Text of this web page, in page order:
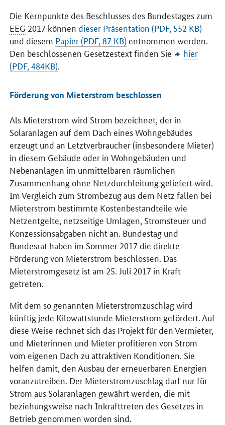
Die Kernpunkte des Beschlusses des Bundestages zum
EEG 2017 könnendieser Präsentation (PDF, 552 KB)
und diesem Papier (PDF, 87 KB) entnommen werden.
Den beschlossenen Gesetzestext finden Sie
hier
(PDF, 484KB).
Förderung von Mieterstrom beschlossen
Als Mieterstrom wird Strom bezeichnet, der in
Solaranlagen auf dem Dach eines Wohngebäudes
erzeugt und an Letztverbraucher (insbesondere Mieter)
in diesem Gebäude oder in Wohngebäuden und
Nebenanlagen im unmittelbaren räumlichen
Zusammenhang ohne Netzdurchleitung geliefert wird.
Im Vergleich zum Strombezug aus dem Netz fallen bei
Mieterstrom bestimmte Kostenbestandteile wie
Netzentgelte, netzseitige Umlagen, Stromsteuer und
Konzessionsabgaben nicht an. Bundestag und
Bundesrat haben im Sommer 2017 die direkte
Förderung von Mieterstrom beschlossen. Das
Mieterstromgesetz ist am 25. Juli 2017 in Kraft
getreten.
Mit dem so genannten Mieterstromzuschlag wird
künftig jede Kilowattstunde Mieterstrom gefördert. Auf
diese Weise rechnet sich das Projekt für den Vermieter,
und Mieterinnen und Mieter profitieren von Strom
vom eigenen Dach zu attraktiven Konditionen. Sie
helfen damit, den Ausbau der erneuerbaren Energien
voranzutreiben. Der Mieterstromzuschlag darf nur für
Strom aus Solaranlagen gewährt werden, die mit
beziehungsweise nach Inkrafttreten des Gesetzes in
Betrieb genommen worden sind.